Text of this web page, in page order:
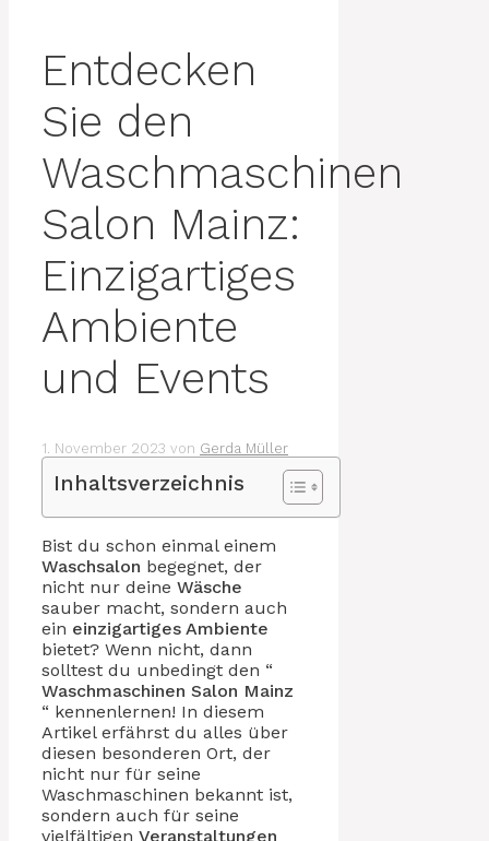
Entdecken
Sie den
Waschmaschinen
Salon Mainz:
Einzigartiges
Ambiente
und Events
1. November 2023 von Gerda Müller
Inhaltsverzeichnis
Bist du schon einmal einem
Waschsalon begegnet, der
nicht nur deine Wäsche
sauber macht, sondern auch
ein einzigartiges Ambiente
bietet? Wenn nicht, dann
solltest du unbedingt den “
Waschmaschinen Salon Mainz
“ kennenlernen! In diesem
Artikel erfährst du alles über
diesen besonderen Ort, der
nicht nur für seine
Waschmaschinen bekannt ist,
sondern auch für seine
vielfältigen Veranstaltungen